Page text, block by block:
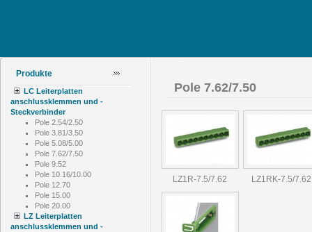
Produkte
LC Leiterplatten
anschlussklemmen und -
Steckverbinder
Pole 2.54/2.50
Pole 3.81/3.50
Pole 5.08/5.00
Pole 7.62/7.50
Pole 9.52
Pole 10.16/10.00
Pole 12.70
Pole 15.00
Pole 20.00
LZ Leiterplatten
anschlussklemmen und -
Pole 7.62/7.50
LZ1R-7.5/7.62 LZ1RK-7.5/7.62